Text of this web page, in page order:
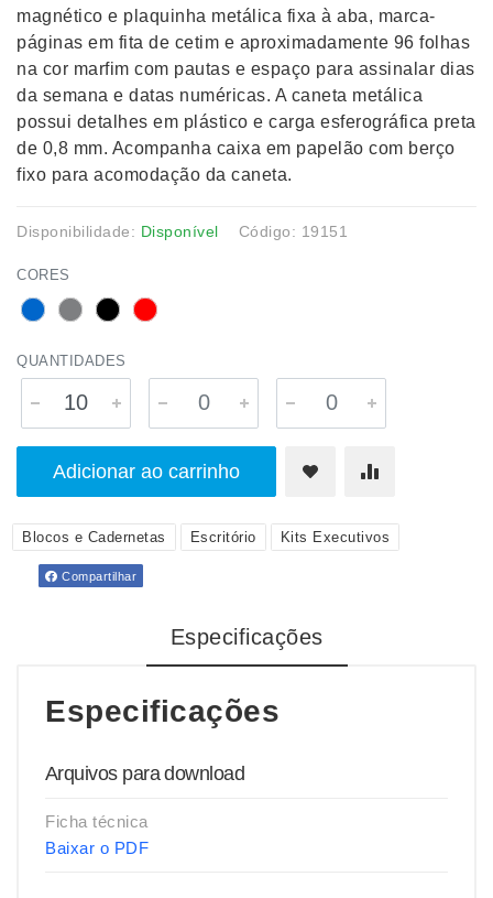
magnético e plaquinha metálica fixa à aba, marca-
páginas em fita de cetim e aproximadamente 96 folhas
na cor marfim com pautas e espaço para assinalar dias
da semana e datas numéricas. A caneta metálica
possui detalhes em plástico e carga esferográfica preta
de 0,8 mm. Acompanha caixa em papelão com berço
fixo para acomodação da caneta.
Disponibilidade: Disponível Código: 19151
CORES
QUANTIDADES
Adicionar ao carrinho
Blocos e Cadernetas Escritório Kits Executivos
Compartilhar
Especificações
Especificações
Arquivos para download
Ficha técnica
Baixar o PDF